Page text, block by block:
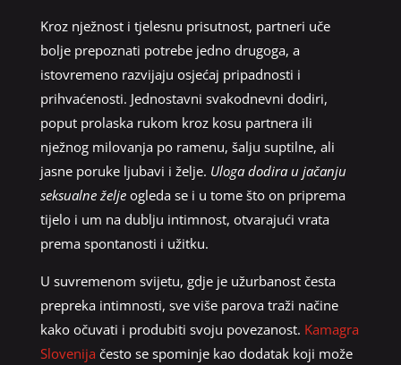
Kroz nježnost i tjelesnu prisutnost, partneri uče
bolje prepoznati potrebe jedno drugoga, a
istovremeno razvijaju osjećaj pripadnosti i
prihvaćenosti. Jednostavni svakodnevni dodiri,
poput prolaska rukom kroz kosu partnera ili
nježnog milovanja po ramenu, šalju suptilne, ali
jasne poruke ljubavi i želje. Uloga dodira u jačanju
seksualne željeogleda se i u tome što on priprema
tijelo i um na dublju intimnost, otvarajući vrata
prema spontanosti i užitku.
U suvremenom svijetu, gdje je užurbanost česta
prepreka intimnosti, sve više parova traži načine
kako očuvati i produbiti svoju povezanost. Kamagra
Slovenija često se spominje kao dodatak koji može